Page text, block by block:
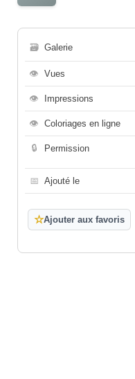
🗃 Galerie
👁 Vues
👁 Impressions
👁 Coloriages en ligne
🔒 Permission
📅 Ajouté le
☆Ajouter aux favoris